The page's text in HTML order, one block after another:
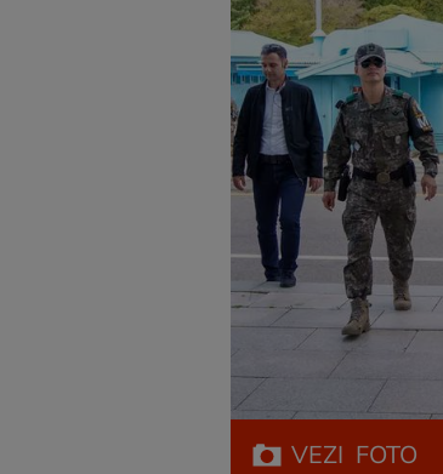
VEZI FOTO